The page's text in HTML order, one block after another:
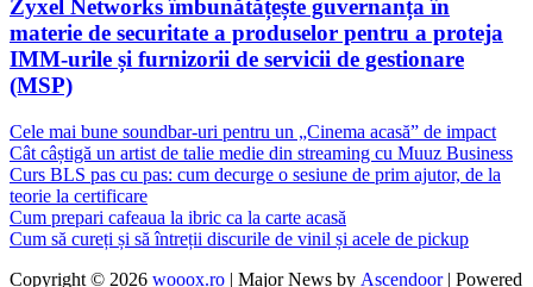
Zyxel Networks îmbunătățește guvernanța în
materie de securitate a produselor pentru a proteja
IMM-urile și furnizorii de servicii de gestionare
(MSP)
Cele mai bune soundbar-uri pentru un „Cinema acasă” de impact
Cât câștigă un artist de talie medie din streaming cu Muuz Business
Curs BLS pas cu pas: cum decurge o sesiune de prim ajutor, de la
teorie la certificare
Cum prepari cafeaua la ibric ca la carte acasă
Cum să cureți și să întreții discurile de vinil și acele de pickup
Copyright © 2026 wooox.ro | Major News by Ascendoor| Powered